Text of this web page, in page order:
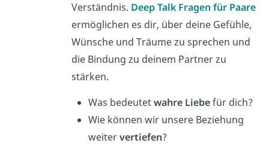
Verständnis. Deep Talk Fragen für Paare
ermöglichen es dir, über deine Gefühle,
Wünsche und Träume zu sprechen und
die Bindung zu deinem Partner zu
stärken.
Was bedeutetwahre Liebefür dich?
Wie können wir unsere Beziehung
weitervertiefen?